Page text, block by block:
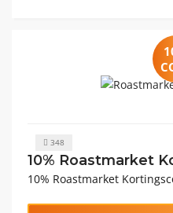
348
10% Roastmarket
10% Roastmarket